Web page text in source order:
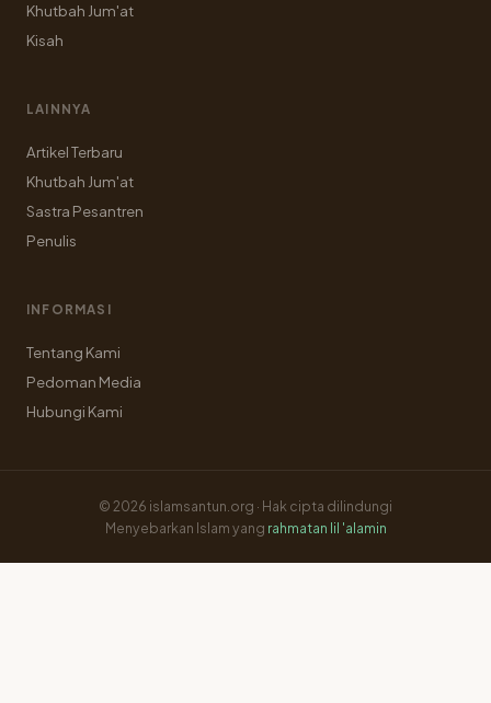
Khutbah Jum'at
Kisah
LAINNYA
Artikel Terbaru
Khutbah Jum'at
Sastra Pesantren
Penulis
INFORMASI
Tentang Kami
Pedoman Media
Hubungi Kami
© 2026 islamsantun.org · Hak cipta dilindungi
Menyebarkan Islam yang rahmatan lil 'alamin